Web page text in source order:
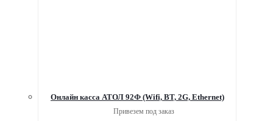
Онлайн касса АТОЛ 92Ф (Wifi, BT, 2G, Ethernet)
Привезем под заказ